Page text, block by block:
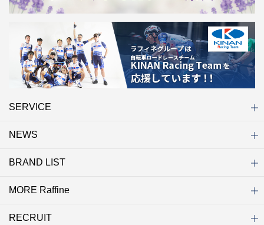
SERVICE
初めての方へ
店舗検索
キャンペーン
ラフィネ マルシェ（通販サイト）
WEB予約
よくある質問（Q&A）
サイトマップ
NEWS
ニュース一覧
お知らせ
オープン
クローズ
リニューアル
その他
BRAND LIST
ブランド一覧
ラフィネ
グランラフィネ
バダンバルー
ラフィネプリュス
プチラフィネ
整体ナチュラルボディ
トータルセラピー
フットデザイン
REFLE（リフレ）
Raffine TOKYO
ラフィネ ランニングスタイル
MORE Raffine
MORE Raffine
ラフィネのこだわり
ラフィネのひみつ
お得で便利なサービス
ラフィネギフト
ラフィネグループアスリート
RECRUIT